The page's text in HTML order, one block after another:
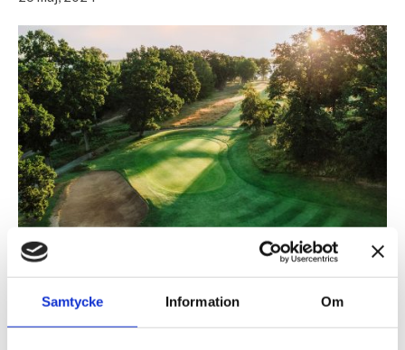
Samtycke Information Om
Allt mindre singeltävlingar spelas på våra klubbar, vilket
vi vill ändra på! Därför har Araslöv, Skyrup, Kristianstad &
Skepparslöv Golfklubb gått tillsammans för att fler
singeltävlingar ska erbjudas till våra medlemmar.